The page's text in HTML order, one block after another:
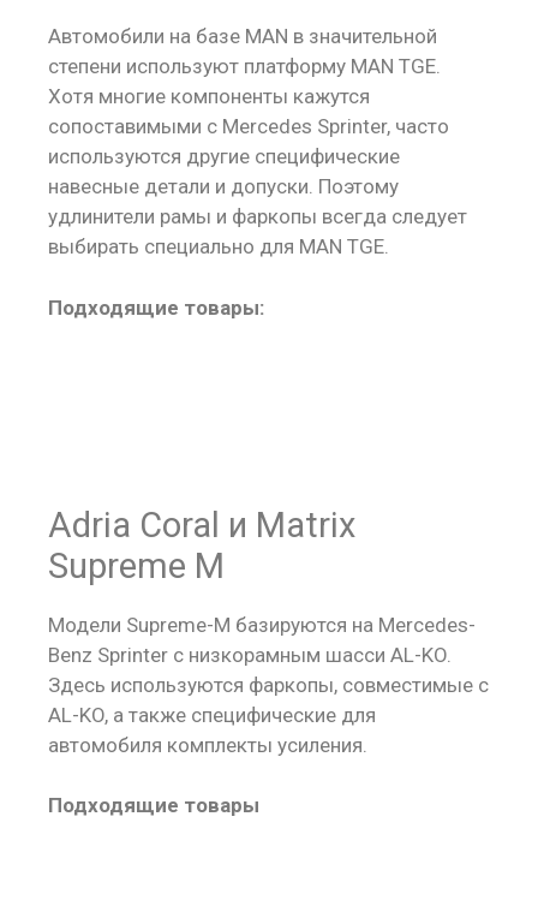
Автомобили на базе MAN в значительной
степени используют платформу MAN TGE.
Хотя многие компоненты кажутся
сопоставимыми с Mercedes Sprinter, часто
используются другие специфические
навесные детали и допуски. Поэтому
удлинители рамы и фаркопы всегда следует
выбирать специально для MAN TGE.
Подходящие товары:
Adria Coral и Matrix
Supreme M
Модели Supreme-M базируются на Mercedes-
Benz Sprinter с низкорамным шасси AL-KO.
Здесь используются фаркопы, совместимые с
AL-KO, а также специфические для
автомобиля комплекты усиления.
Подходящие товары